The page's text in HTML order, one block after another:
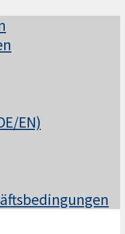
EN)